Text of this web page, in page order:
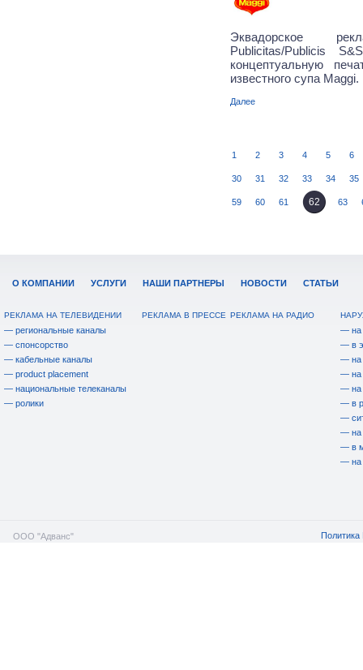
Эквадорское
Publicitas/Publicis
концептуальную
известного супа Maggi.
Далее
1 2 3 4 5 6
30 31 32 33 34 35
59 60 61 62 63
О КОМПАНИИ УСЛУГИ НАШИ ПАРТНЕРЫ НОВОСТИ СТАТЬИ
РЕКЛАМА НА ТЕЛЕВИДЕНИИ
— региональные каналы
— спонсорство
— кабельные каналы
— product placement
— национальные телеканалы
— ролики
РЕКЛАМА В ПРЕССЕ РЕКЛАМА НА РАДИО
— на
— в
— на
— на
— на
— в
—
— на
— в
— на
ООО "Адванс" Политика